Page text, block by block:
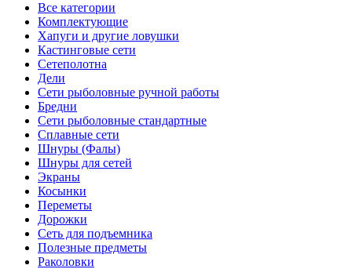
Все категории
Комплектующие
Хапуги и другие ловушки
Кастинговые сети
Сетеполотна
Дели
Сети рыболовные ручной работы
Бредни
Сети рыболовные стандартные
Сплавные сети
Шнуры (Фалы)
Шнуры для сетей
Экраны
Косынки
Переметы
Дорожки
Сеть для подъемника
Полезные предметы
Раколовки